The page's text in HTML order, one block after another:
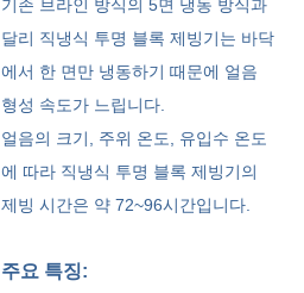
기존 브라인 방식의 5면 냉동 방식과
달리 직냉식 투명 블록 제빙기는 바닥
에서 한 면만 냉동하기 때문에 얼음
형성 속도가 느립니다.
얼음의 크기, 주위 온도, 유입수 온도
에 따라 직냉식 투명 블록 제빙기의
제빙 시간은 약 72~96시간입니다.
주요 특징: